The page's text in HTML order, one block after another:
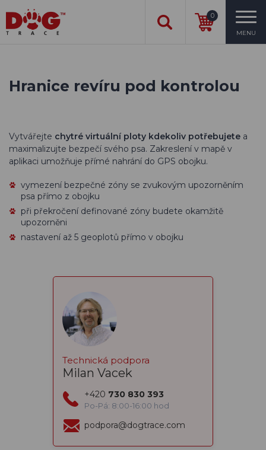
0
MENU
Hranice revíru pod kontrolou
Vytvářejte chytré virtuální ploty kdekoliv potřebujete a
maximalizujte bezpečí svého psa. Zakreslení v mapě v
aplikaci umožňuje přímé nahrání do GPS obojku.
vymezení bezpečné zóny se zvukovým upozorněním
psa přímo z obojku
při překročení definované zóny budete okamžitě
upozorněni
nastavení až 5 geoplotů přímo v obojku
Technická podpora
Milan Vacek
+420 730 830 393
Po-Pá: 8:00-16:00 hod
podpora@dogtrace.com